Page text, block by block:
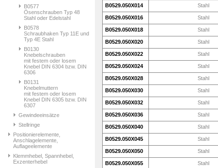
B0577
Ösenschrauben Typ 48
Stahl oder Edelstahl
B0578
Schraubhaken Typ 11E und
Typ 4E Stahl
B0130
Knebelschrauben
mit festem oder losem
Knebel DIN 6304 bzw. DIN
6306
B0131
Knebelmuttern
mit festem oder losem
Knebel DIN 6305 bzw. DIN
6307
Gewindeeinsätze
Stellringe
Positionierelemente,
Anschlagelemente,
Auflageelemente
Klemmhebel, Spannhebel,
Exzenterhebel
B0529.050X014 Stahl
B0529.050X016 Stahl
B0529.050X018 Stahl
B0529.050X020 Stahl
B0529.050X022 Stahl
B0529.050X024 Stahl
B0529.050X028 Stahl
B0529.050X030 Stahl
B0529.050X032 Stahl
B0529.050X036 Stahl
B0529.050X040 Stahl
B0529.050X045 Stahl
B0529.050X050 Stahl
B0529.050X055 Stahl